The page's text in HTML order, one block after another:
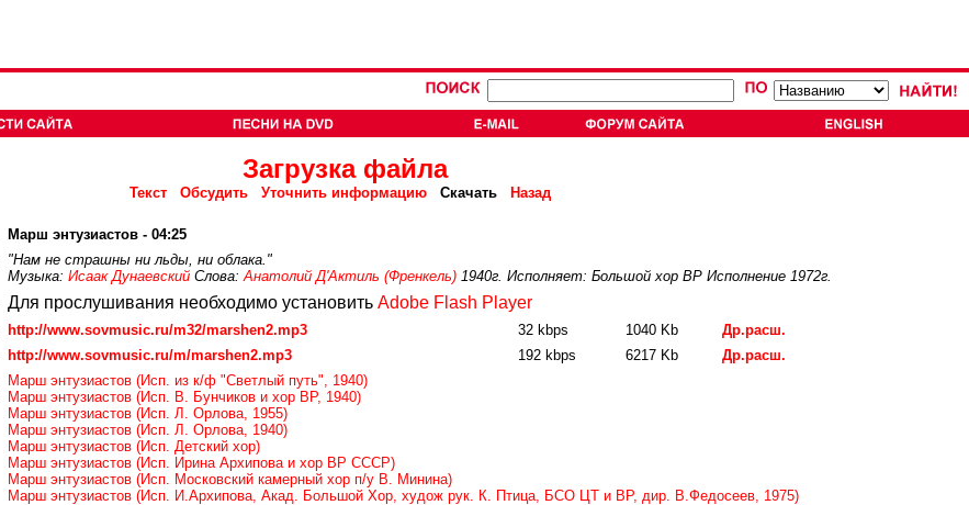
Загрузка файла
Текст Обсудить Уточнить информацию Скачать Назад
Марш энтузиастов - 04:25
"Нам не страшны ни льды, ни облака."
Музыка: Исаак Дунаевский Слова:Анатолий Д'Актиль (Френкель) 1940г. Исполняет: Большой хор ВР Исполнение 1972г.
Для прослушивания необходимо установить Adobe Flash Player
http://www.sovmusic.ru/m32/marshen2.mp3 32 kbps 1040 Kb
Др.расш.
http://www.sovmusic.ru/m/marshen2.mp3 192 kbps 6217 Kb
Др.расш.
Марш энтузиастов (Исп. из к/ф "Светлый путь", 1940)
Марш энтузиастов (Исп. В. Бунчиков и хор ВР, 1940)
Марш энтузиастов (Исп. Л. Орлова, 1955)
Марш энтузиастов (Исп. Л. Орлова, 1940)
Марш энтузиастов (Исп. Детский хор)
Марш энтузиастов (Исп. Ирина Архипова и хор ВР СССР)
Марш энтузиастов (Исп. Московский камерный хор п/у В. Минина)
Марш энтузиастов (Исп. И.Архипова, Акад. Большой Хор, худож рук. К. Птица, БСО ЦТ и ВР, дир. В.Федосеев, 1975)